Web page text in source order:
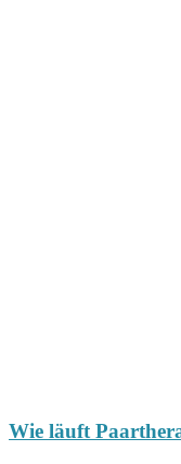
Wie läuft